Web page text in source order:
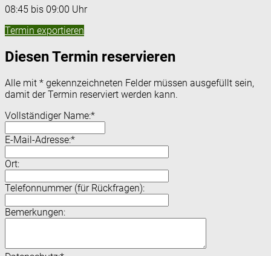
08:45 bis 09:00 Uhr
Termin exportieren
Diesen Termin reservieren
Alle mit * gekennzeichneten Felder müssen ausgefüllt sein,
damit der Termin reserviert werden kann.
Vollständiger Name:*
E-Mail-Adresse:*
Ort:
Telefonnummer (für Rückfragen):
Bemerkungen: